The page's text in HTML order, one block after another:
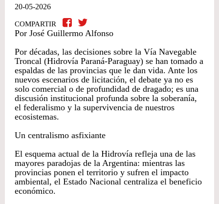
20-05-2026
COMPARTIR
Por José Guillermo Alfonso
Por décadas, las decisiones sobre la Vía Navegable
Troncal (Hidrovía Paraná-Paraguay) se han tomado a
espaldas de las provincias que le dan vida. Ante los
nuevos escenarios de licitación, el debate ya no es
solo comercial o de profundidad de dragado; es una
discusión institucional profunda sobre la soberanía,
el federalismo y la supervivencia de nuestros
ecosistemas.
Un centralismo asfixiante
El esquema actual de la Hidrovía refleja una de las
mayores paradojas de la Argentina: mientras las
provincias ponen el territorio y sufren el impacto
ambiental, el Estado Nacional centraliza el beneficio
económico.